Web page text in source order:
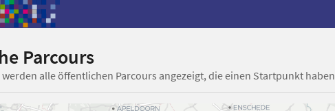
Parcours
alle öffentlichen Parcours angezeigt, die einen Startpunkt haben